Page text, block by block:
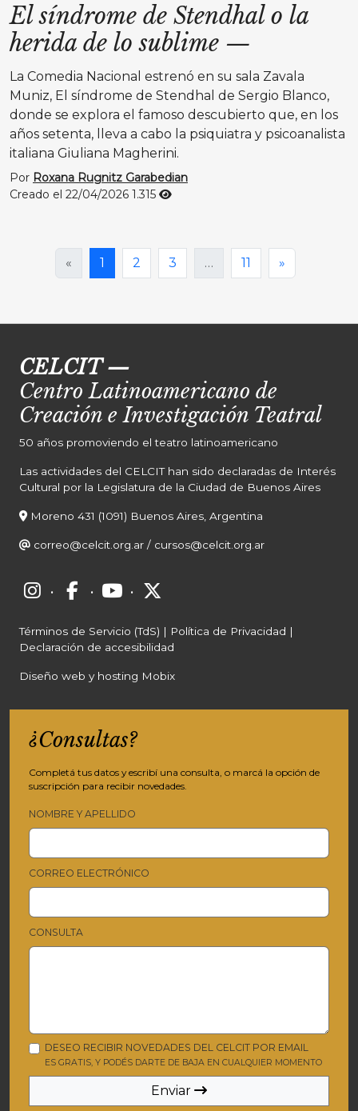
El síndrome de Stendhal o la
herida de lo sublime —
La Comedia Nacional estrenó en su sala Zavala
Muniz, El síndrome de Stendhal de Sergio Blanco,
donde se explora el famoso descubierto que, en los
años setenta, lleva a cabo la psiquiatra y psicoanalista
italiana Giuliana Magherini.
Por Roxana Rugnitz Garabedian
Creado el 22/04/2026 1.315
« 1 2 3 … 11 »
CELCIT—
Centro Latinoamericano de
Creación e Investigación Teatral
50 años promoviendo el teatro latinoamericano
Las actividades del CELCIT han sido declaradas de Interés
Cultural por la Legislatura de la Ciudad de Buenos Aires
Moreno 431 (1091) Buenos Aires, Argentina
correo@celcit.org.ar / cursos@celcit.org.ar
· · ·
Términos de Servicio (TdS) | Política de Privacidad |
Declaración de accesibilidad
Diseño web y hosting Mobix
¿Consultas?
Completá tus datos y escribí una consulta, o marcá la opción de
suscripción para recibir novedades.
NOMBRE Y APELLIDO
CORREO ELECTRÓNICO
CONSULTA
DESEO RECIBIR NOVEDADES DEL CELCIT POR EMAIL
ES GRATIS, Y PODÉS DARTE DE BAJA EN CUALQUIER MOMENTO
Enviar